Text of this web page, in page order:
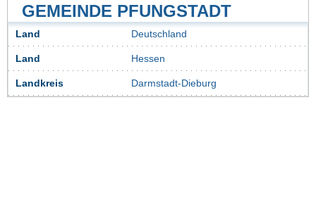
GEMEINDE PFUNGSTADT
Land Deutschland
Land Hessen
Landkreis Darmstadt-Dieburg